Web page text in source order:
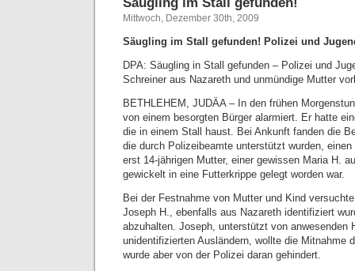
Mittwoch, Dezember 30th, 2009
Säugling im Stall gefunden! Polizei und
DPA: Säugling in Stall gefunden – Polizei und
Schreiner aus Nazareth und unmündige Mutter
BETHLEHEM, JUDÄA – In den frühen
von einem besorgten Bürger alarmiert. Er hatte
die in einem Stall haust. Bei Ankunft fanden die
die durch Polizeibeamte unterstützt wurden,
erst 14-jährigen Mutter, einer gewissen Maria H.
gewickelt in eine Futterkrippe gelegt worden war.
Bei der Festnahme von Mutter und Kind
Joseph H., ebenfalls aus Nazareth identifiziert
abzuhalten. Joseph, unterstützt von anwesenden
unidentifizierten Ausländern, wollte die Mitnahme
wurde aber von der Polizei daran gehindert.